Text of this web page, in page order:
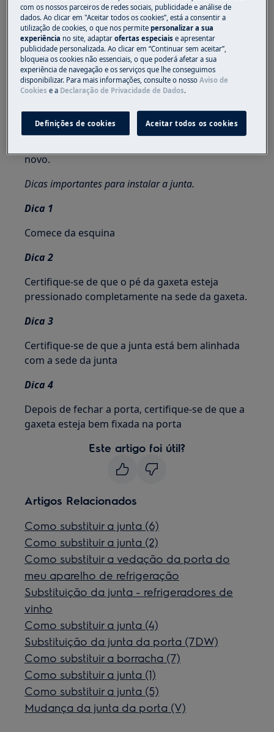
Observe que o reparo automático ou não
profissional pode ter consequências de segurança se
não for feito corretamente
MÉTODOS GERAIS PARA DESMONTAGEM E
INSTALAÇÃO DA JUNTA
Passo 1
novo.
Dicas importantes para instalar a junta.
Dica 1
Comece da esquina
Dica 2
Certifique-se de que o pé da gaxeta esteja
pressionado completamente na sede da gaxeta.
Dica 3
Certifique-se de que a junta está bem alinhada
com a sede da junta
Dica 4
Depois de fechar a porta, certifique-se de que a
gaxeta esteja bem fixada na porta
Este artigo foi útil?
Artigos Relacionados
Como substituir a junta (6)
Como substituir a junta (2)
Como substituir a vedação da porta do
meu aparelho de refrigeração
Substituição da junta - refrigeradores de
vinho
Como substituir a junta (4)
Substituição da junta da porta (7DW)
Como substituir a borracha (7)
Como substituir a junta (1)
Como substituir a junta (5)
Mudança da junta da porta (V)
com os nossos parceiros de redes sociais, publicidade e análise de
dados. Ao clicar em "Aceitar todos os cookies”, está a consentir a
utilização de cookies, o que nos permitepersonalizar a sua
experiência no site, adaptarofertas especiaise apresentar
publicidade personalizada. Ao clicar em “Continuar sem aceitar”,
bloqueia os cookies não essenciais, o que poderá afetar a sua
experiência de navegação e os serviços que lhe conseguimos
disponibilizar. Para mais informações, consulte o nossoAviso de
Cookies e a Declaração de Privacidade de Dados.
Definições de cookies Aceitar todos os cookies